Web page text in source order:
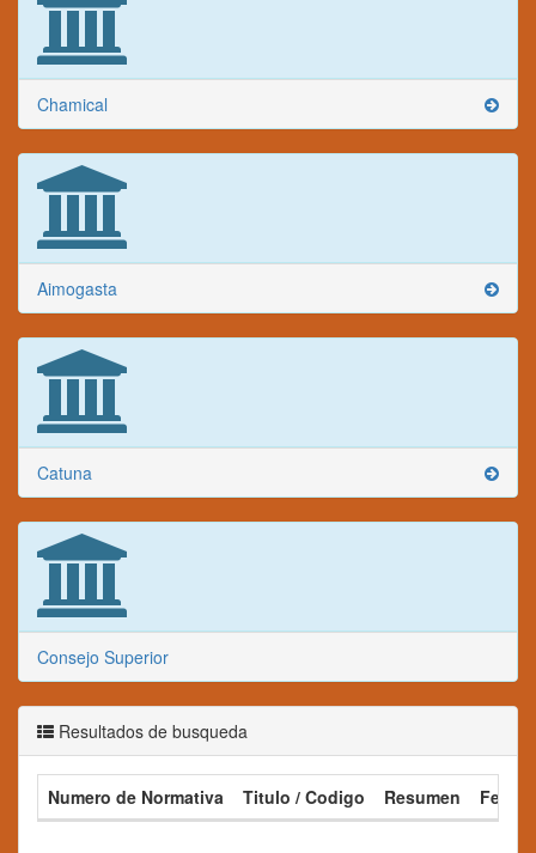
Chamical
Aimogasta
Catuna
Consejo Superior
Resultados de busqueda
Numero de Normativa Titulo / Codigo Resumen Fecha